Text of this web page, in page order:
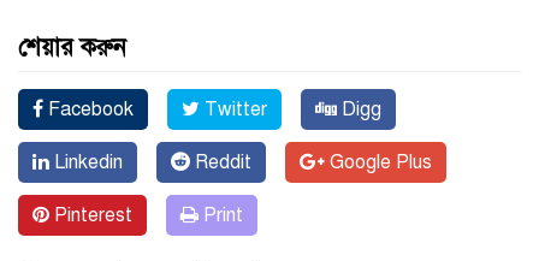
শেয়ার করুন
Facebook Twitter Digg
Linkedin Reddit Google Plus
Pinterest Print